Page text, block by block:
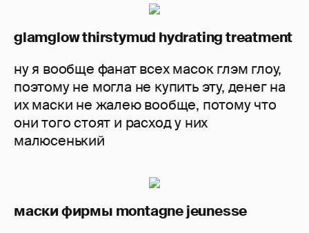
glamglow thirstymud hydrating treatment
ну я вообще фанат всех масок глэм глоу,
поэтому не могла не купить эту, денег на
их маски не жалею вообще, потому что
они того стоят и расход у них
малюсенький
маски фирмы montagne jeunesse